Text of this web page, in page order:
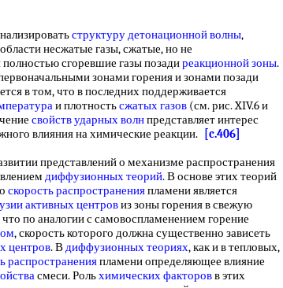
структуру детонационной волны,
несжатые газы, сжатые, но не
сгоревшие газы позадиреакционной зоны.
зонами горения и зонами позади
в том, что в последних поддерживается
и плотностьсжатых газов (см. рис. XIV.6 и
свойств ударныхволнпредставляет интерес
влияния на химические реакции.
[c.406]
представлений о механизме распространения
диффузионных теорий. В основе этих теорий
скорость распространенияпламени является
активных центровиз зоны горения в свежую
по аналогии с самовоспламенением горение
, скорость которого должна существенно зависеть
центров. Вдиффузионных теориях, как и в тепловых,
распространенияпламени определяющее влияние
смеси. Рольхимических факторовв этих